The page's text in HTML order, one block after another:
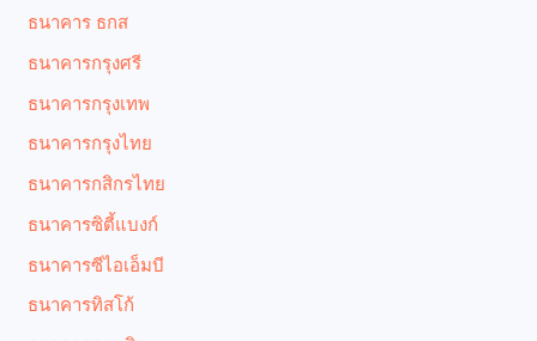
ธนาคาร ธกส
ธนาคารกรุงศรี
ธนาคารกรุงเทพ
ธนาคารกรุงไทย
ธนาคารกสิกรไทย
ธนาคารซิตี้แบงก์
ธนาคารซีไอเอ็มบี
ธนาคารทิสโก้